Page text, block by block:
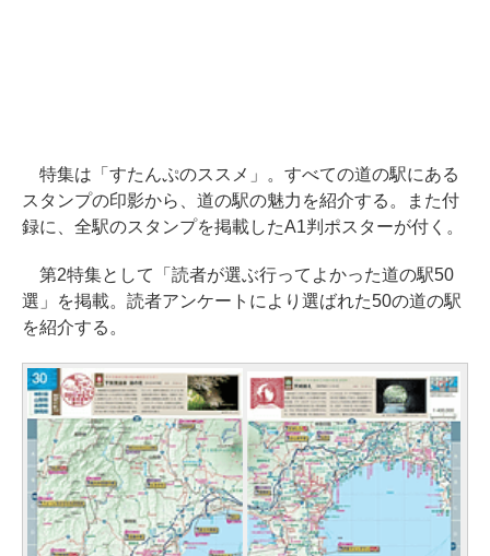
特集は「すたんぷのススメ」。すべての道の駅にある
スタンプの印影から、道の駅の魅力を紹介する。また付
録に、全駅のスタンプを掲載したA1判ポスターが付く。
第2特集として「読者が選ぶ行ってよかった道の駅50
選」を掲載。読者アンケートにより選ばれた50の道の駅
を紹介する。